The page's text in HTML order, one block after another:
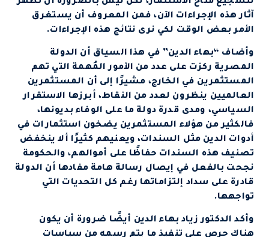
آثار هذه الإجراءات الآن، فمن المعروف أن يستغرق
الأمر بعض الوقت لكي نرى نتائج هذه الإجراءات.
وأضاف “بهاء الدين” في هذا السياق أن الدولة
المصرية ركزت على عدد من الأمور المُهمة التي تهم
المستثمرين في الخارج، مشيرًا إلى أن المستثمرين
العالميين ينظرون لعدد من النقاط، أبرزها الاستقرار
السياسي، ومدى قدرة دولة ما على الوفاء بديونها،
فالكثير من هؤلاء المستثمرين يضخون استثمارات في
أدوات الدين مثل السندات، ويعنيهم كثيرًا ألا ينخفض
تصنيف هذه السندات حفاظًا على أموالهم، والحكومة
نجحت بالفعل في إيصال رسالة هامة مفادها أن الدولة
قادرة على سداد إلتزاماتها رغم كل التحديات التي
تواجهها.
وأكد الدكتور زياد بهاء الدين أيضًا ضرورة أن يكون
هناك حرص على تنفيذ ما يتم رسمه من سياسات